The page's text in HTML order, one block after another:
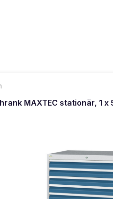
MAXTEC stationär, 1 x